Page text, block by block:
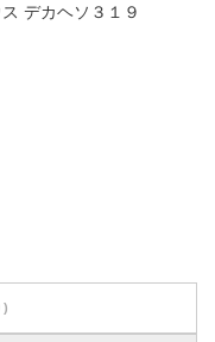
デカヘソ３１９
)